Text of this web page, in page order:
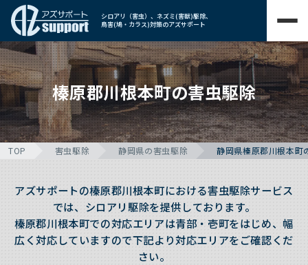
シロアリ（害虫）、ネズミ(害獣)駆除、
鳥害(鳩・カラス)対策のアズサポート
榛原郡川根本町の害虫駆除
TOP 害虫駆除 静岡県の害虫駆除 静岡県榛原郡川根本町
アズサポートの榛原郡川根本町における害虫駆除サービス
では、シロアリ駆除を提供しております。
榛原郡川根本町での対応エリアは青部・壱町をはじめ、幅
広く対応していますので下記より対応エリアをご確認くだ
さい。